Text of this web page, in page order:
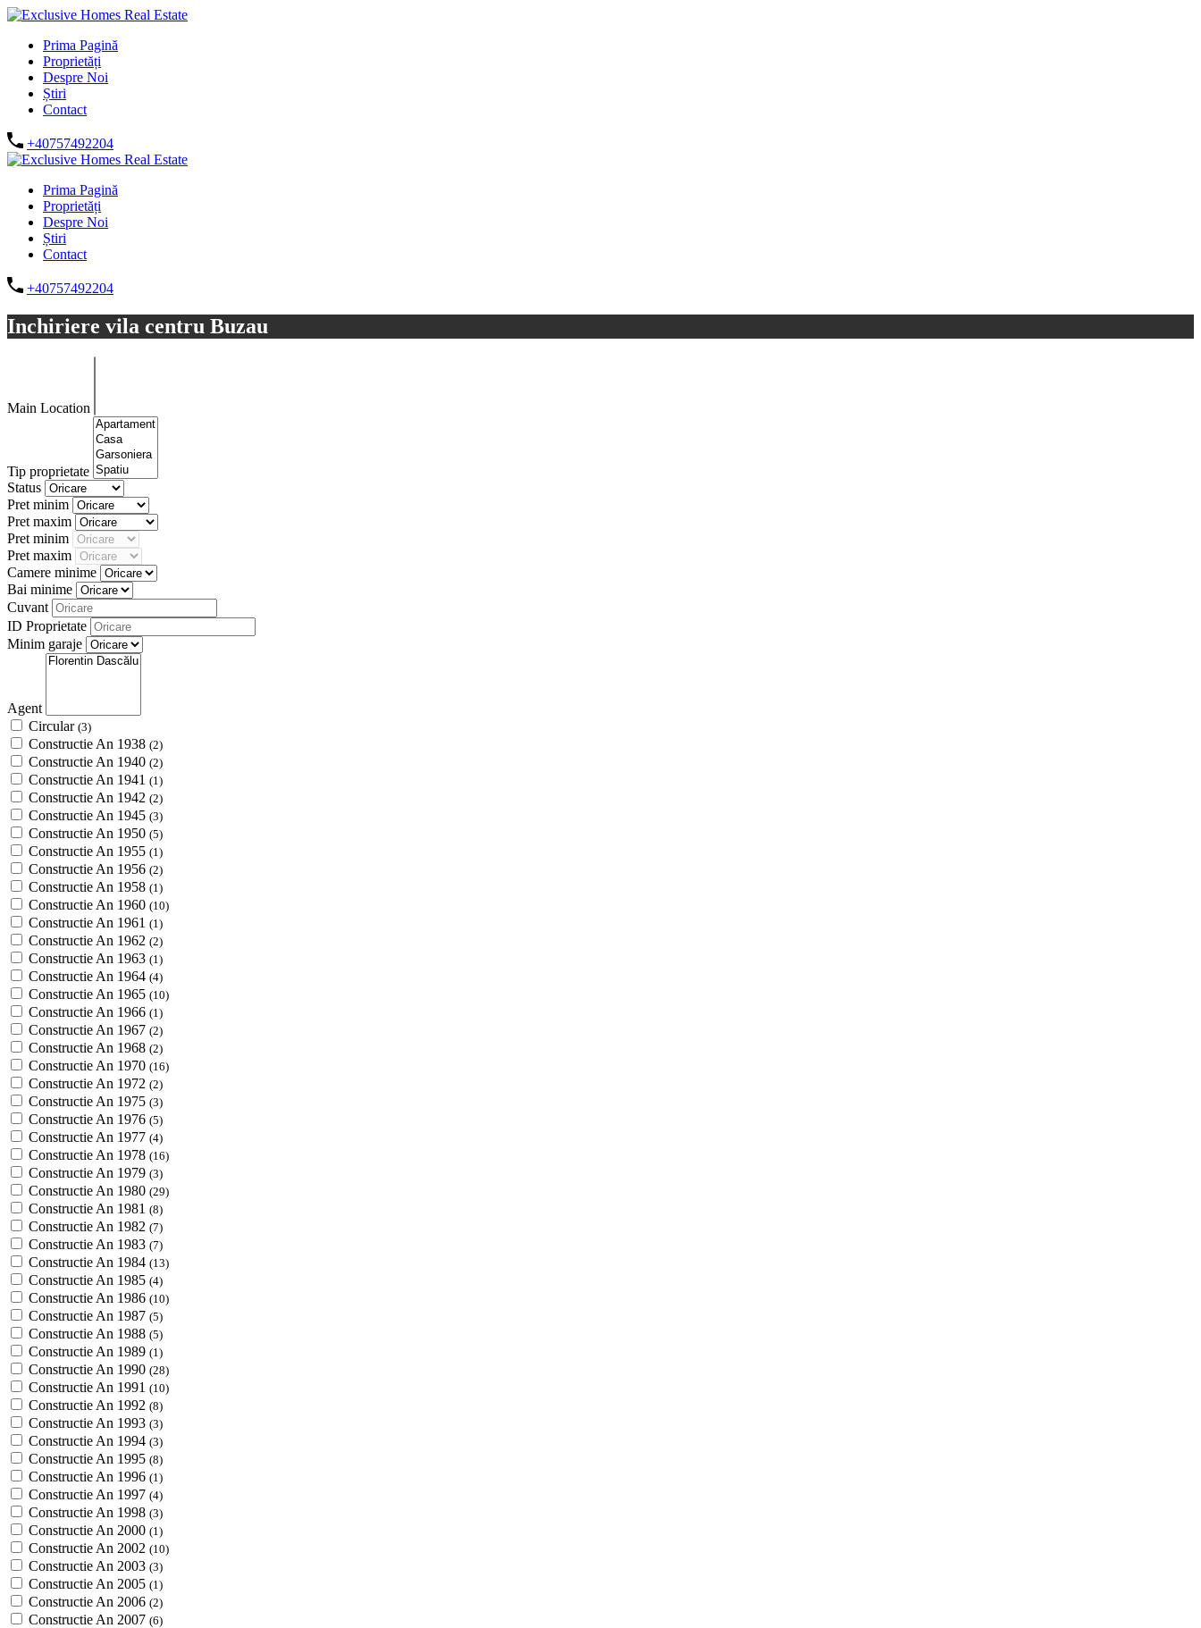
Prima Pagină
Proprietăți
Despre Noi
Știri
Contact
+40757492204
Prima Pagină
Proprietăți
Despre Noi
Știri
Contact
+40757492204
Inchiriere vila centru Buzau
Main Location
Tip proprietate
Status
Pret minim
Pret maxim
Pret minim
Pret maxim
Camere minime
Bai minime
Cuvant
ID Proprietate
Minim garaje
Agent
Circular (3)
Constructie An 1938 (2)
Constructie An 1940 (2)
Constructie An 1941 (1)
Constructie An 1942 (2)
Constructie An 1945 (3)
Constructie An 1950 (5)
Constructie An 1955 (1)
Constructie An 1956 (2)
Constructie An 1958 (1)
Constructie An 1960 (10)
Constructie An 1961 (1)
Constructie An 1962 (2)
Constructie An 1963 (1)
Constructie An 1964 (4)
Constructie An 1965 (10)
Constructie An 1966 (1)
Constructie An 1967 (2)
Constructie An 1968 (2)
Constructie An 1970 (16)
Constructie An 1972 (2)
Constructie An 1975 (3)
Constructie An 1976 (5)
Constructie An 1977 (4)
Constructie An 1978 (16)
Constructie An 1979 (3)
Constructie An 1980 (29)
Constructie An 1981 (8)
Constructie An 1982 (7)
Constructie An 1983 (7)
Constructie An 1984 (13)
Constructie An 1985 (4)
Constructie An 1986 (10)
Constructie An 1987 (5)
Constructie An 1988 (5)
Constructie An 1989 (1)
Constructie An 1990 (28)
Constructie An 1991 (10)
Constructie An 1992 (8)
Constructie An 1993 (3)
Constructie An 1994 (3)
Constructie An 1995 (8)
Constructie An 1996 (1)
Constructie An 1997 (4)
Constructie An 1998 (3)
Constructie An 2000 (1)
Constructie An 2002 (10)
Constructie An 2003 (3)
Constructie An 2005 (1)
Constructie An 2006 (2)
Constructie An 2007 (6)